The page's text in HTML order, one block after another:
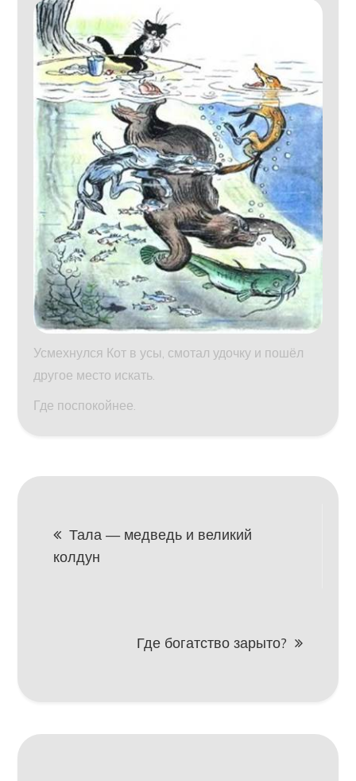
Усмехнулся Кот в усы, смотал удочку и пошёл
другое место искать.
Где поспокойнее.
Навигация
по
Тала — медведь и великий
колдун
Где богатство зарыто?